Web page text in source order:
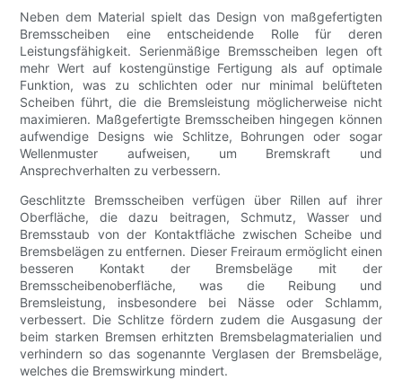
Neben dem Material spielt das Design von maßgefertigten
Bremsscheiben eine entscheidende Rolle für deren
Leistungsfähigkeit. Serienmäßige Bremsscheiben legen oft
mehr Wert auf kostengünstige Fertigung als auf optimale
Funktion, was zu schlichten oder nur minimal belüfteten
Scheiben führt, die die Bremsleistung möglicherweise nicht
maximieren. Maßgefertigte Bremsscheiben hingegen können
aufwendige Designs wie Schlitze, Bohrungen oder sogar
Wellenmuster aufweisen, um Bremskraft und
Ansprechverhalten zu verbessern.
Geschlitzte Bremsscheiben verfügen über Rillen auf ihrer
Oberfläche, die dazu beitragen, Schmutz, Wasser und
Bremsstaub von der Kontaktfläche zwischen Scheibe und
Bremsbelägen zu entfernen. Dieser Freiraum ermöglicht einen
besseren Kontakt der Bremsbeläge mit der
Bremsscheibenoberfläche, was die Reibung und
Bremsleistung, insbesondere bei Nässe oder Schlamm,
verbessert. Die Schlitze fördern zudem die Ausgasung der
beim starken Bremsen erhitzten Bremsbelagmaterialien und
verhindern so das sogenannte Verglasen der Bremsbeläge,
welches die Bremswirkung mindert.